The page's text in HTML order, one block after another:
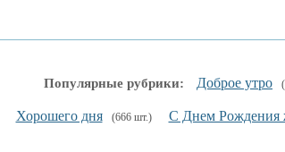
Популярные рубрики: Доброе утро
Хорошего дня (666 шт.) С Днем Рождения